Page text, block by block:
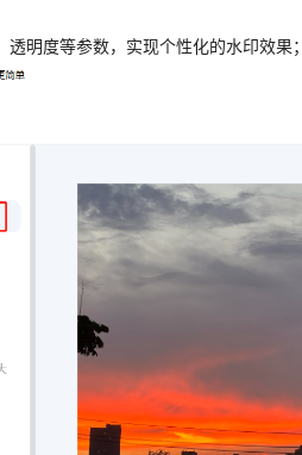
明度等参数，实现个性化的水印效果；